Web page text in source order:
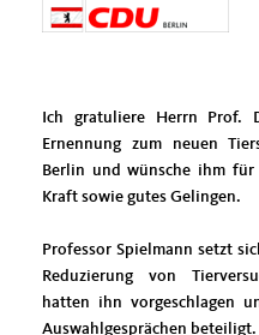
Ich gratuliere Herrn Prof.
Ernennung zum neuen
Berlin und wünsche ihm für
Kraft sowie gutes Gelingen.
Professor Spielmann setzt
Reduzierung von
hatten ihn vorgeschlagen
Auswahlgesprächen beteiligt.